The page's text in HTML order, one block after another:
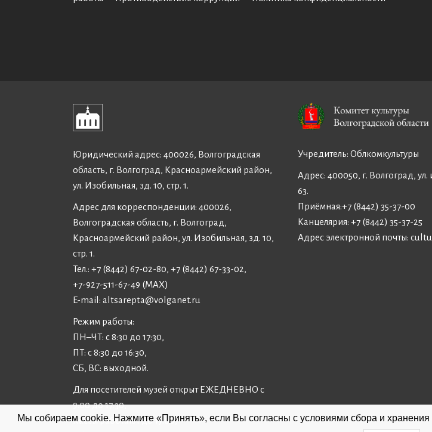
Юридический адрес: 400026, Волгоградская
область, г. Волгоград, Красноармейский район,
ул. Изобильная, зд. 10, стр. 1.
Адрес для корреспонденции: 400026,
Волгоградская область, г. Волгоград,
Красноармейский район, ул. Изобильная, зд. 10,
стр. 1.
Тел.: +7 (8442) 67-02-80, +7 (8442) 67-33-02,
+7-927-511-67-49 (MAX)
E-mail: altsarepta@volganet.ru
Режим работы:
ПН–ЧТ: с 8:30 до 17:30,
ПТ: с 8:30 до 16:30,
СБ, ВС: выходной.
Для посетителей музей открыт ЕЖЕДНЕВНО с
9:00 до 17:30,
Кассы работают до 17:00,
Учредитель: Облкомкультуры
Адрес: 400050, г. Волгоград,
63.
Приёмная:+7 (8442) 35-37-00
Канцелярия: +7 (8442) 35-37-25
Адрес электронной почты:
Мы собираем cookie. Нажмите «Принять», если Вы согласны с условиями сбора и